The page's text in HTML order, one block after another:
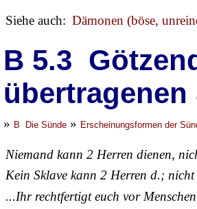
Siehe auch: Dämonen (böse,
B 5.3
übertragenen
» B Die Sünde » Erscheinungsformen der
Niemand kann 2 Herren dienen,
Kein Sklave kann 2 Herren d.;
...Ihr rechtfertigt euch vor